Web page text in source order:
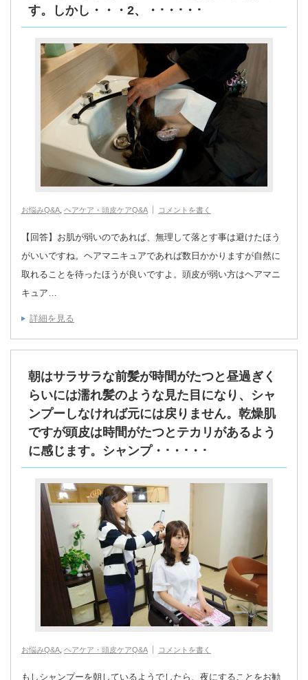
す。しかし・・・2、・･・･・･
お悩みQ&A ヘアケア・頭皮ケアQ&A コメントを書く
【回答】お肌が弱いのであれば、無理して落とす事は避けたほう
がいいですね。ヘアマニキュアであれば数日かかりますが自然に
取れることを待ったほうが良いですよ。頭皮が弱い方はヘアマニ
キュア…
詳細を見る
朝はサラサラな前髪が時間がたつと昼過ぎく
らいには濡れ髪のような見た目になり、シャ
ンプーしなければ元には戻りません。乾燥肌
ですが頭皮は時間がたつとテカリがあるよう
に感じます。シャンプ・･・･・･
お悩みQ&A ヘアケア・頭皮ケアQ&A コメントを書く
もしシャンプーを朝しているようでしたら、夜にすることをお勧